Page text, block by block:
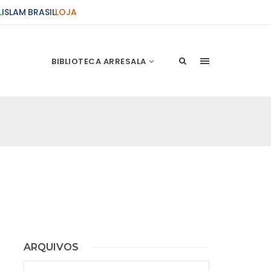
ISLAM BRASILLOJA
BIBLIOTECA ARRESALA
sagrados, recomenda-se nele o banho e
ARQUIVOS
Arquivos